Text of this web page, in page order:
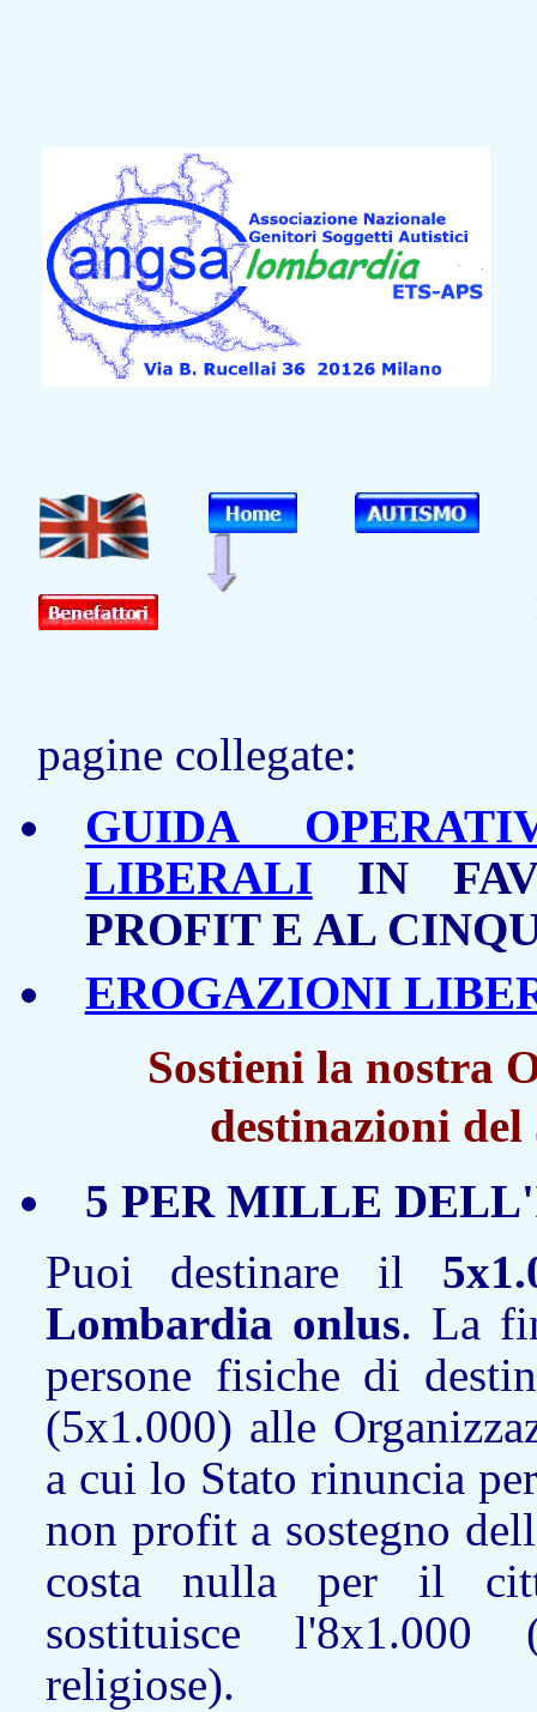
pagine collegate:
GUIDA
LIBERALI IN
PROFIT E AL
EROGAZIONI
Sostieni la nostra
destinazioni
5 PER MILLE
Puoi destinare il
Lombardia onlus. La
persone fisiche di
(5x1.000) alle
a cui lo Stato rinuncia
non profit a sostegno
costa nulla per il
sostituisce l'8x1.000
religiose).